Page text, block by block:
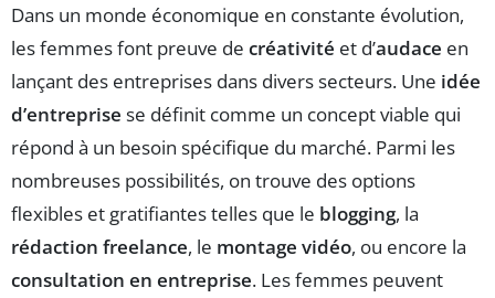
Dans un monde économique en constante évolution,
les femmes font preuve de créativité et d’audace en
lançant des entreprises dans divers secteurs. Une idée
d’entreprise se définit comme un concept viable qui
répond à un besoin spécifique du marché. Parmi les
nombreuses possibilités, on trouve des options
flexibles et gratifiantes telles que le blogging, la
rédaction freelance, le montage vidéo, ou encore la
consultation en entreprise. Les femmes peuvent